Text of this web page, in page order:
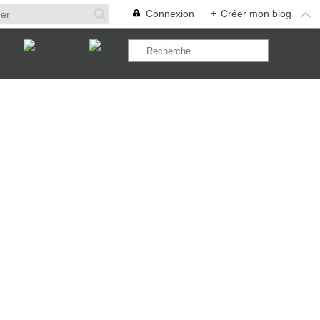
Connexion + Créer mon blog